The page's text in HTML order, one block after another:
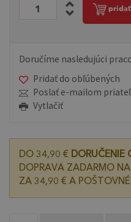
Doručíme nasledujúci
Pridať do obľúbených
Poslať e-mailom
Vytlačiť
DO 34,90 € DORUČENIE
DOPRAVA ZADARMO
ZA 34,90 € A